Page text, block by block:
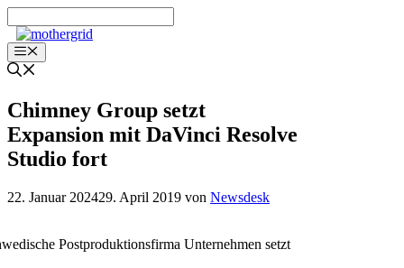
Inhalt
springenMenü
Chimney Group setzt
Expansion mit DaVinci Resolve
Studio fort
22. Januar 202429. April 2019 von Newsdesk
Postproduktionsfirma Unternehmen setzt